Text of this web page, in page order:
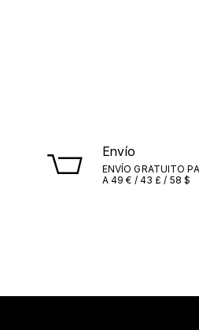
Envío
ENVÍO GRATUITO
A 49 € / 43 £ / 58 $